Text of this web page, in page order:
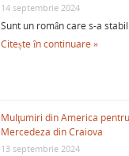
14 septembrie 2024
Sunt un român care s-a
Citește în continuare »
Mulţumiri din America
Mercedeza din Craiova
13 septembrie 2024